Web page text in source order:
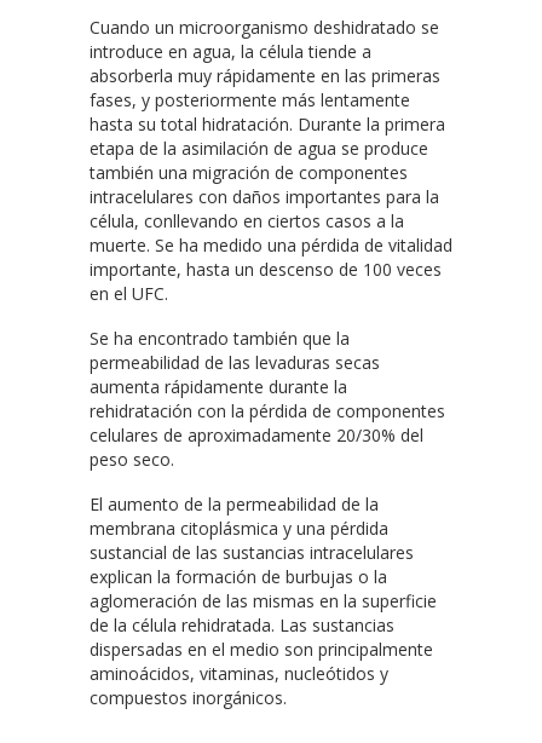
Cuando un microorganismo deshidratado se
introduce en agua, la célula tiende a
absorberla muy rápidamente en las primeras
fases, y posteriormente más lentamente
hasta su total hidratación. Durante la primera
etapa de la asimilación de agua se produce
también una migración de componentes
intracelulares con daños importantes para la
célula, conllevando en ciertos casos a la
muerte. Se ha medido una pérdida de vitalidad
importante, hasta un descenso de 100 veces
en el UFC.
Se ha encontrado también que la
permeabilidad de las levaduras secas
aumenta rápidamente durante la
rehidratación con la pérdida de componentes
celulares de aproximadamente 20/30% del
peso seco.
El aumento de la permeabilidad de la
membrana citoplásmica y una pérdida
sustancial de las sustancias intracelulares
explican la formación de burbujas o la
aglomeración de las mismas en la superficie
de la célula rehidratada. Las sustancias
dispersadas en el medio son principalmente
aminoácidos, vitaminas, nucleótidos y
compuestos inorgánicos.